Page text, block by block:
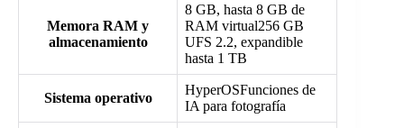
Memora RAM y
almacenamiento
8 GB, hasta 8 GB de
RAM virtual256 GB
UFS 2.2, expandible
hasta 1 TB
Sistema operativo
HyperOSFunciones de
IA para fotografía